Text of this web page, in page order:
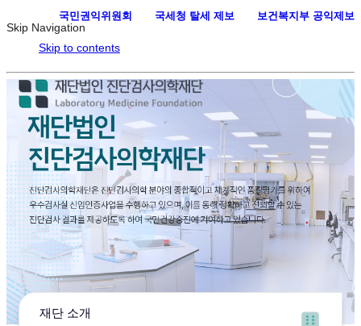
Skip Navigation
Skip to contents
재단 소개
국민권익위원회 국세청 탈세 제보 보건복지부 공익제보